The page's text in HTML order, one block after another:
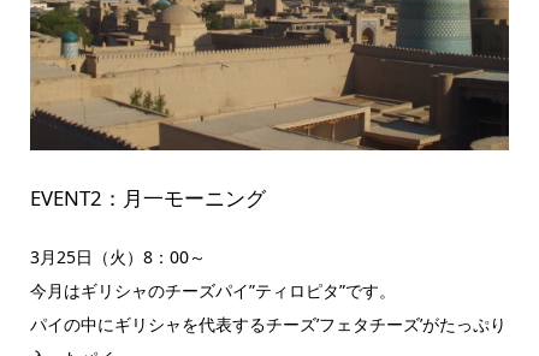
EVENT2：月一モーニング
3月25日（火）8：00～
今月はギリシャのチーズパイ”ティロピタ”です。
パイの中にギリシャを代表するチーズ’フェタチーズ’がたっぷり